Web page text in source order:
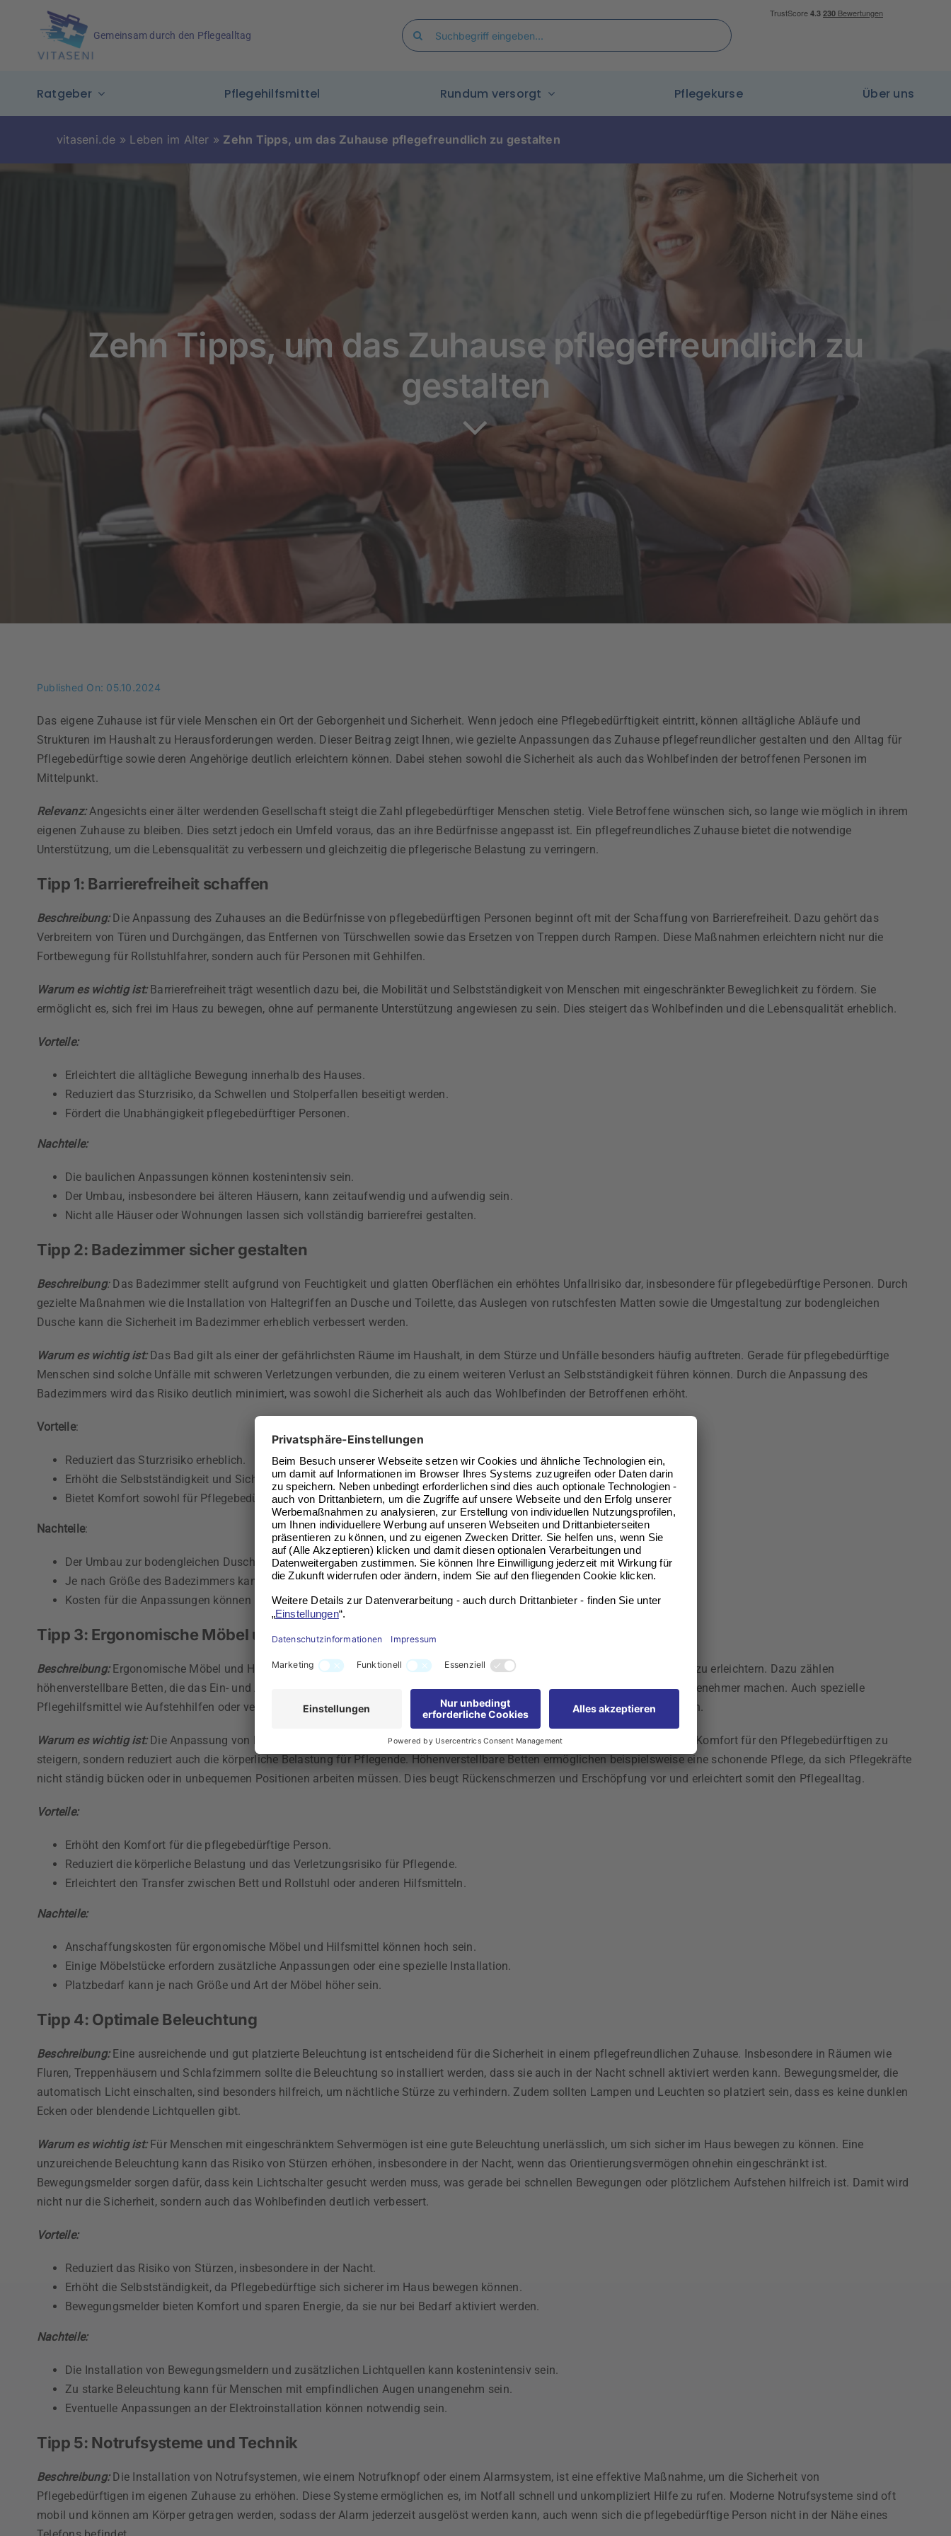
Gemeinsam durch den Pflegealltag
Search
for:
Ratgeber Pflegehilfsmittel Rundum versorgt Pflegekurse Über uns
vitaseni.de » Leben im Alter » Zehn Tipps, um das Zuhause pflegefreundlich zu gestalten
Zehn Tipps, um das Zuhause pflegefreundlich zu
gestalten
Published On: 05.10.2024
Das eigene Zuhause ist für viele Menschen ein Ort der Geborgenheit und Sicherheit. Wenn jedoch eine Pflegebedürftigkeit eintritt, können alltägliche Abläufe und
Strukturen im Haushalt zu Herausforderungen werden. Dieser Beitrag zeigt Ihnen, wie gezielte Anpassungen das Zuhause pflegefreundlicher gestalten und den Alltag für
Pflegebedürftige sowie deren Angehörige deutlich erleichtern können. Dabei stehen sowohl die Sicherheit als auch das Wohlbefinden der betroffenen Personen im
Mittelpunkt.
Relevanz:Angesichts einer älter werdenden Gesellschaft steigt die Zahl pflegebedürftiger Menschen stetig. Viele Betroffene wünschen sich, so lange wie möglich in ihrem
eigenen Zuhause zu bleiben. Dies setzt jedoch ein Umfeld voraus, das an ihre Bedürfnisse angepasst ist. Ein pflegefreundliches Zuhause bietet die notwendige
Unterstützung, um die Lebensqualität zu verbessern und gleichzeitig die pflegerische Belastung zu verringern.
Tipp 1: Barrierefreiheit schaffen
Beschreibung:Die Anpassung des Zuhauses an die Bedürfnisse von pflegebedürftigen Personen beginnt oft mit der Schaffung von Barrierefreiheit. Dazu gehört das
Verbreitern von Türen und Durchgängen, das Entfernen von Türschwellen sowie das Ersetzen von Treppen durch Rampen. Diese Maßnahmen erleichtern nicht nur die
Fortbewegung für Rollstuhlfahrer, sondern auch für Personen mit Gehhilfen.
Warum es wichtig ist:Barrierefreiheit trägt wesentlich dazu bei, die Mobilität und Selbstständigkeit von Menschen mit eingeschränkter Beweglichkeit zu fördern. Sie
ermöglicht es, sich frei im Haus zu bewegen, ohne auf permanente Unterstützung angewiesen zu sein. Dies steigert das Wohlbefinden und die Lebensqualität erheblich.
Vorteile:
Erleichtert die alltägliche Bewegung innerhalb des Hauses.
Reduziert das Sturzrisiko, da Schwellen und Stolperfallen beseitigt werden.
Fördert die Unabhängigkeit pflegebedürftiger Personen.
Nachteile:
Die baulichen Anpassungen können kostenintensiv sein.
Der Umbau, insbesondere bei älteren Häusern, kann zeitaufwendig und aufwendig sein.
Nicht alle Häuser oder Wohnungen lassen sich vollständig barrierefrei gestalten.
Tipp 2: Badezimmer sicher gestalten
Beschreibung:Das Badezimmer stellt aufgrund von Feuchtigkeit und glatten Oberflächen ein erhöhtes Unfallrisiko dar, insbesondere für pflegebedürftige Personen. Durch
gezielte Maßnahmen wie die Installation von Haltegriffen an Dusche und Toilette, das Auslegen von rutschfesten Matten sowie die Umgestaltung zur bodengleichen
Dusche kann die Sicherheit im Badezimmer erheblich verbessert werden.
Warum es wichtig ist:Das Bad gilt als einer der gefährlichsten Räume im Haushalt, in dem Stürze und Unfälle besonders häufig auftreten. Gerade für pflegebedürftige
Menschen sind solche Unfälle mit schweren Verletzungen verbunden, die zu einem weiteren Verlust an Selbstständigkeit führen können. Durch die Anpassung des
Badezimmers wird das Risiko deutlich minimiert, was sowohl die Sicherheit als auch das Wohlbefinden der Betroffenen erhöht.
Vorteile:
Reduziert das Sturzrisiko erheblich.
Erhöht die Selbstständigkeit und Sicherheit bei der Nutzung des Badezimmers.
Bietet Komfort sowohl für Pflegebedürftige als auch für Pflegekräfte.
Nachteile:
Der Umbau zur bodengleichen Dusche erfordert häufig eine umfassende Renovierung.
Je nach Größe des Badezimmers kann der Einbau von Haltegriffen und anderen Hilfsmitteln räumlich begrenzt sein.
Kosten für die Anpassungen können hoch sein, insbesondere wenn bauliche Veränderungen notwendig sind.
Tipp 3: Ergonomische Möbel und Hilfsmittel
Beschreibung:Ergonomische Möbel und Hilfsmittel sind essentiell, um den Alltag von Pflegebedürftigen und deren Angehörigen zu erleichtern. Dazu zählen
höhenverstellbare Betten, die das Ein- und Aussteigen erleichtern, sowie bequeme, unterstützende Stühle, die längeres Sitzen angenehmer machen. Auch spezielle
Pflegehilfsmittel wie Aufstehhilfen oder verstellbare Tische können die Pflege maßgeblich unterstützen und den Komfort erhöhen.
Warum es wichtig ist:Die Anpassung von Möbeln an die Bedürfnisse der pflegebedürftigen Person hat nicht nur den Vorteil, den Komfort für den Pflegebedürftigen zu
steigern, sondern reduziert auch die körperliche Belastung für Pflegende. Höhenverstellbare Betten ermöglichen beispielsweise eine schonende Pflege, da sich Pflegekräfte
nicht ständig bücken oder in unbequemen Positionen arbeiten müssen. Dies beugt Rückenschmerzen und Erschöpfung vor und erleichtert somit den Pflegealltag.
Vorteile:
Erhöht den Komfort für die pflegebedürftige Person.
Reduziert die körperliche Belastung und das Verletzungsrisiko für Pflegende.
Erleichtert den Transfer zwischen Bett und Rollstuhl oder anderen Hilfsmitteln.
Nachteile:
Anschaffungskosten für ergonomische Möbel und Hilfsmittel können hoch sein.
Einige Möbelstücke erfordern zusätzliche Anpassungen oder eine spezielle Installation.
Platzbedarf kann je nach Größe und Art der Möbel höher sein.
Tipp 4: Optimale Beleuchtung
Beschreibung:Eine ausreichende und gut platzierte Beleuchtung ist entscheidend für die Sicherheit in einem pflegefreundlichen Zuhause. Insbesondere in Räumen wie
Fluren, Treppenhäusern und Schlafzimmern sollte die Beleuchtung so installiert werden, dass sie auch in der Nacht schnell aktiviert werden kann. Bewegungsmelder, die
automatisch Licht einschalten, sind besonders hilfreich, um nächtliche Stürze zu verhindern. Zudem sollten Lampen und Leuchten so platziert sein, dass es keine dunklen
Ecken oder blendende Lichtquellen gibt.
Warum es wichtig ist:Für Menschen mit eingeschränktem Sehvermögen ist eine gute Beleuchtung unerlässlich, um sich sicher im Haus bewegen zu können. Eine
unzureichende Beleuchtung kann das Risiko von Stürzen erhöhen, insbesondere in der Nacht, wenn das Orientierungsvermögen ohnehin eingeschränkt ist.
Bewegungsmelder sorgen dafür, dass kein Lichtschalter gesucht werden muss, was gerade bei schnellen Bewegungen oder plötzlichem Aufstehen hilfreich ist. Damit wird
nicht nur die Sicherheit, sondern auch das Wohlbefinden deutlich verbessert.
Vorteile:
Reduziert das Risiko von Stürzen, insbesondere in der Nacht.
Erhöht die Selbstständigkeit, da Pflegebedürftige sich sicherer im Haus bewegen können.
Bewegungsmelder bieten Komfort und sparen Energie, da sie nur bei Bedarf aktiviert werden.
Nachteile:
Die Installation von Bewegungsmeldern und zusätzlichen Lichtquellen kann kostenintensiv sein.
Zu starke Beleuchtung kann für Menschen mit empfindlichen Augen unangenehm sein.
Eventuelle Anpassungen an der Elektroinstallation können notwendig sein.
Tipp 5: Notrufsysteme und Technik
Beschreibung:Die Installation von Notrufsystemen, wie einem Notrufknopf oder einem Alarmsystem, ist eine effektive Maßnahme, um die Sicherheit von
Pflegebedürftigen im eigenen Zuhause zu erhöhen. Diese Systeme ermöglichen es, im Notfall schnell und unkompliziert Hilfe zu rufen. Moderne Notrufsysteme sind oft
mobil und können am Körper getragen werden, sodass der Alarm jederzeit ausgelöst werden kann, auch wenn sich die pflegebedürftige Person nicht in der Nähe eines